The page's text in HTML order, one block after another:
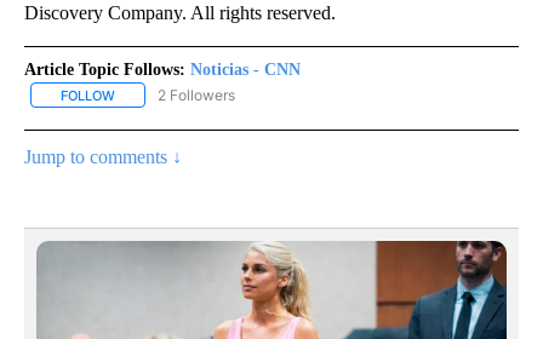
Discovery Company. All rights reserved.
Article Topic Follows: Noticias - CNN
FOLLOW FOLLOW "NOTICIAS - CNN" TO RECEIVE NOTIFICATIONS ABOUT
2 Followers
Jump to comments ↓